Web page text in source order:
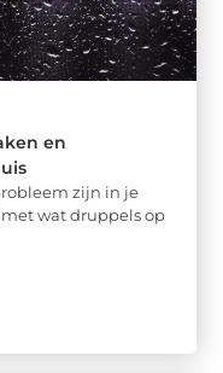
en
zijn in je
wat druppels op